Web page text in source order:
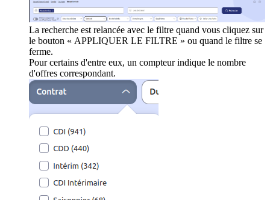
La recherche est relancée avec le filtre quand vous cliquez sur
le bouton « APPLIQUER LE FILTRE » ou quand le filtre se
ferme.
Pour certains d'entre eux, un compteur indique le nombre
d'offres correspondant.